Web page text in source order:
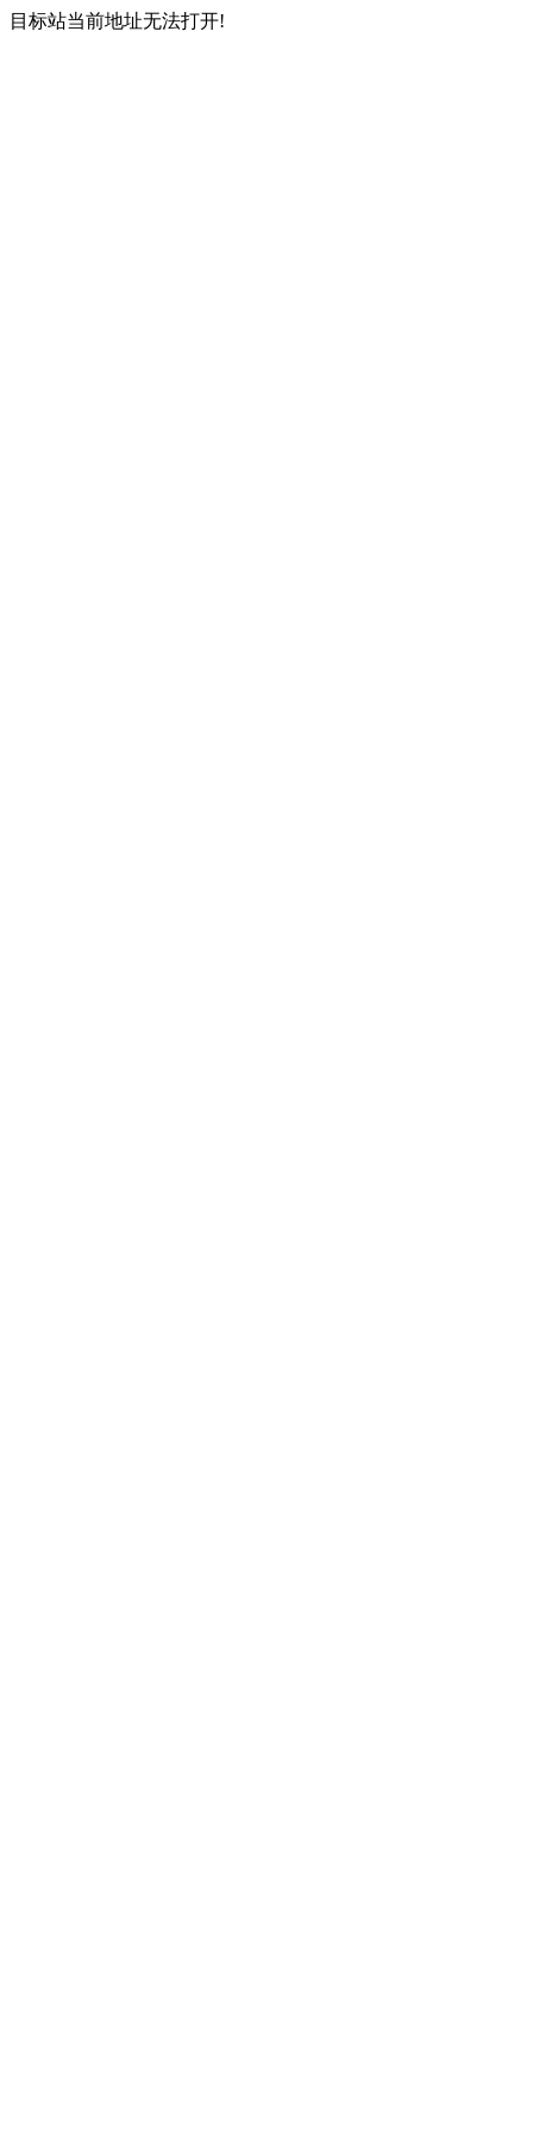
目标站当前地址无法打开!